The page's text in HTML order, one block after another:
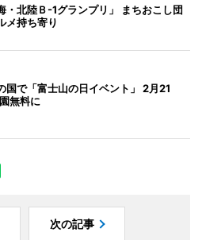
・北陸Ｂ-1グランプリ」 まちおこし団
メ持ち寄り
国で「富士山の日イベント」 2月21
無料に
次の記事